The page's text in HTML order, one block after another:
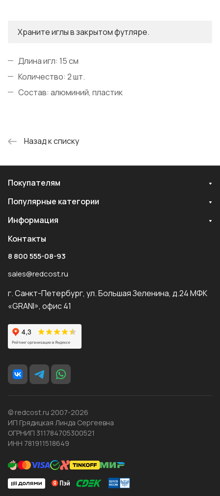
Храните иглы в закрытом футляре.
Длина игл: 15 см
Количество: 2 шт.
Состав: алюминий, пластик
Назад к списку
Покупателям
Популярные категории
Информация
Контакты
8 800 555-08-93
sales@redcost.ru
г. Санкт-Петербург, ул. Большая Зеленина, д.24 МФК
«GRANI», офис 41
© redcost.ru 2007-2026
ИП Грядицкая Линда Сергеевна
ОГРНИП 311784705300521
ИНН 781911518649